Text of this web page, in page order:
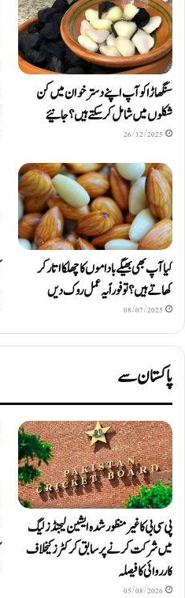
سنگھاڑا کو آپ اپنے دستر خوان میں کن
شکلوں میں شامل کرسکتے ہیں ؟ جانیئے
26/12/2025
کیا آپ بھی بھیگے باداموں کا چھلکا اتار کر
کھاتے ہیں؟ تو فوراً یہ عمل روک دیں
08/07/2025
پاکستان سے
پی سی بی کا غیر منظور شدہ ایشین لیجنڈز لیگ
میں شرکت کرنے پر سابق کرکٹرز کیخلاف
کارروائی کا فیصلہ
05/08/2026